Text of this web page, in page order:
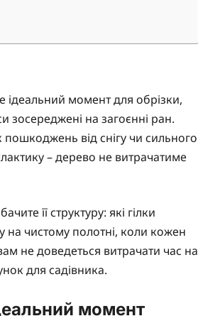
ідеальний момент для обрізки,
зосереджені на загоєнні ран.
від снігу чи сильного
– дерево не витрачатиме
її структуру: які гілки
чистому полотні, коли кожен
не доведеться витрачати час на
для садівника.
момент